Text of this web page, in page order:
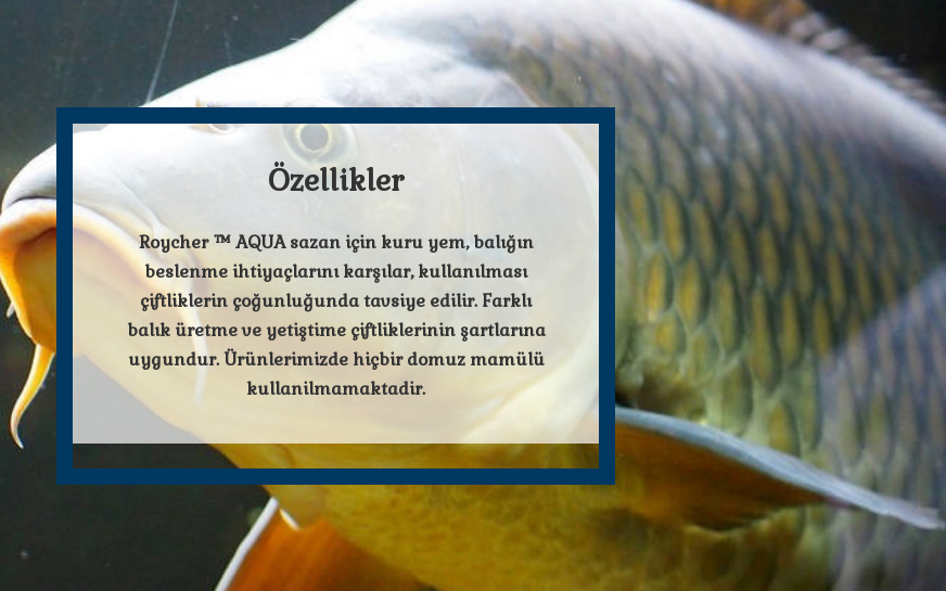
Özellikler
Roycher ™ AQUA sazan için kuru yem, balığın
beslenme ihtiyaçlarını karşılar, kullanılması
çiftliklerin çoğunluğunda tavsiye edilir. Farklı
balık üretme ve yetiştime çiftliklerinin şartlarına
uygundur. Ürünlerimizde hiçbir domuz mamülü
kullanilmamaktadir.